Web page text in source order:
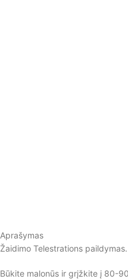
Aprašymas
Žaidimo Telestrations paildymas.
Būkite malonūs ir grįžkite į 80-